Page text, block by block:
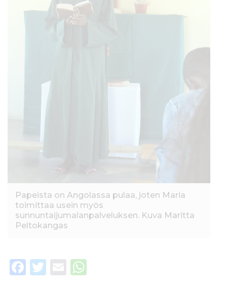
Papeista on Angolassa pulaa, joten Maria
toimittaa usein myös
sunnuntaijumalanpalveluksen. Kuva Maritta
Peltokangas
F
T
E